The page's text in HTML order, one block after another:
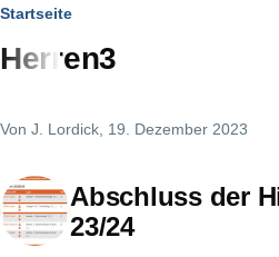
Pfadnavigation
Startseite
Herren3
Von J. Lordick , 19. Dezember 2023
Abschluss der
23/24